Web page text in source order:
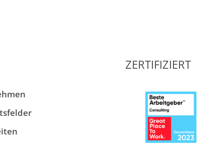
ZERTIFIZIERT